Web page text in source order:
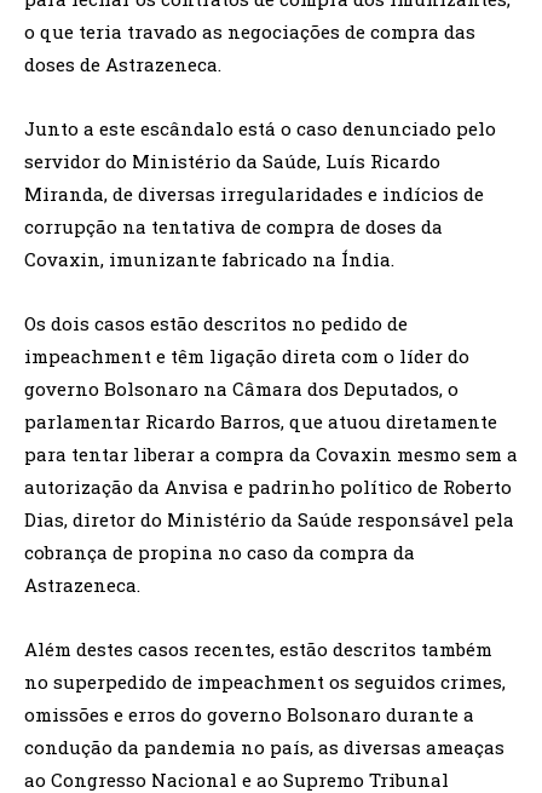
o que teria travado as negociações de compra das
doses de Astrazeneca.
Junto a este escândalo está o caso denunciado pelo
servidor do Ministério da Saúde, Luís Ricardo
Miranda, de diversas irregularidades e indícios de
corrupção na tentativa de compra de doses da
Covaxin, imunizante fabricado na Índia.
Os dois casos estão descritos no pedido de
impeachment e têm ligação direta com o líder do
governo Bolsonaro na Câmara dos Deputados, o
parlamentar Ricardo Barros, que atuou diretamente
para tentar liberar a compra da Covaxin mesmo sem a
autorização da Anvisa e padrinho político de Roberto
Dias, diretor do Ministério da Saúde responsável pela
cobrança de propina no caso da compra da
Astrazeneca.
Além destes casos recentes, estão descritos também
no superpedido de impeachment os seguidos crimes,
omissões e erros do governo Bolsonaro durante a
condução da pandemia no país, as diversas ameaças
ao Congresso Nacional e ao Supremo Tribunal